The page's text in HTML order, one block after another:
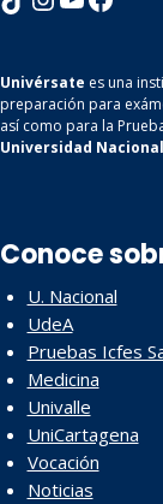
Univérsate es una
preparación para
así como para la
Universidad Nacional
Conoce
U. Nacional
UdeA
Pruebas Icfes
Medicina
Univalle
UniCartagena
Vocación
Noticias